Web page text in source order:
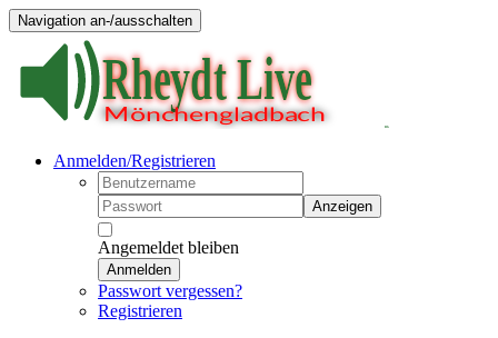
Navigation an-/ausschalten
Anmelden/Registrieren
Anzeigen
Angemeldet bleiben
Anmelden
Passwort vergessen?
Registrieren